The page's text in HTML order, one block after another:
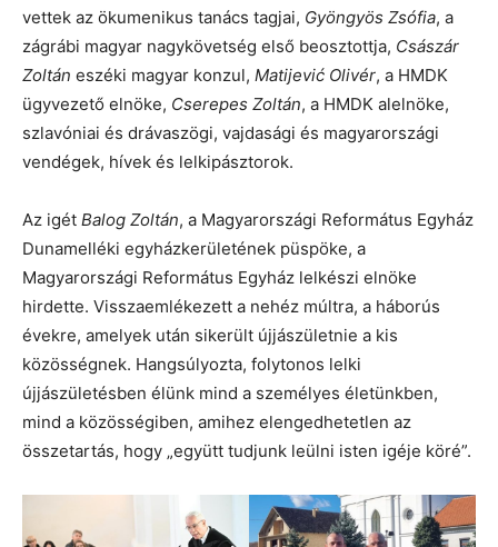
vettek az ökumenikus tanács tagjai, Gyöngyös Zsófia, a
zágrábi magyar nagykövetség első beosztottja, Császár
Zoltán eszéki magyar konzul, Matijević Olivér, a HMDK
ügyvezető elnöke, Cserepes Zoltán, a HMDK alelnöke,
szlavóniai és drávaszögi, vajdasági és magyarországi
vendégek, hívek és lelkipásztorok.
Az igét Balog Zoltán, a Magyarországi Református Egyház
Dunamelléki egyházkerületének püspöke, a
Magyarországi Református Egyház lelkészi elnöke
hirdette. Visszaemlékezett a nehéz múltra, a háborús
évekre, amelyek után sikerült újjászületnie a kis
közösségnek. Hangsúlyozta, folytonos lelki
újjászületésben élünk mind a személyes életünkben,
mind a közösségiben, amihez elengedhetetlen az
összetartás, hogy „együtt tudjunk leülni isten igéje köré”.